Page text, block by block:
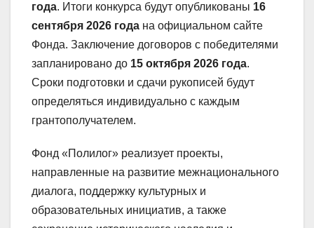
года. Итоги конкурса будут опубликованы 16
сентября 2026 года на официальном сайте
Фонда. Заключение договоров с победителями
запланировано до 15 октября 2026 года.
Сроки подготовки и сдачи рукописей будут
определяться индивидуально с каждым
грантополучателем.
Фонд «Полилог» реализует проекты,
направленные на развитие межнационального
диалога, поддержку культурных и
образовательных инициатив, а также